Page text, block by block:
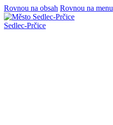
Rovnou na obsah Rovnou na menu
Sedlec-Prčice